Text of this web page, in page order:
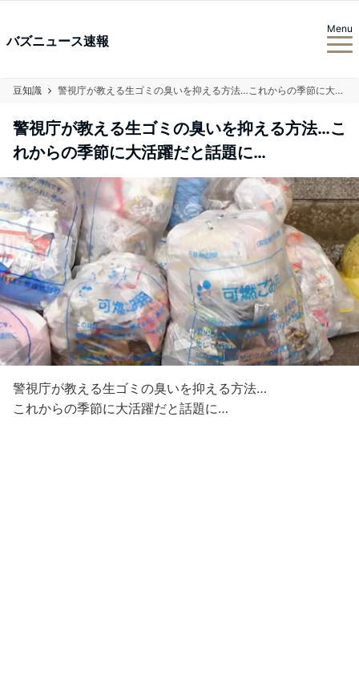
バズニュース速報
Menu
豆知識 警視庁が教える生ゴミの臭いを抑える方法…これからの季節に大活躍だと話題に…
警視庁が教える生ゴミの臭いを抑える方法…こ
れからの季節に大活躍だと話題に…
警視庁が教える生ゴミの臭いを抑える方法…
これからの季節に大活躍だと話題に…